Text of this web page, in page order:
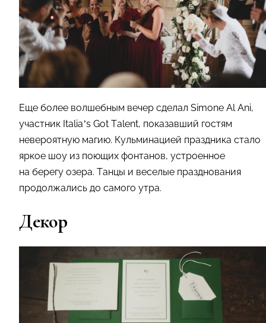
Еще более волшебным вечер сделал Simone Al Ani,
участник Italia’s Got Talent, показавший гостям
невероятную магию. Кульминацией праздника стало
яркое шоу из поющих фонтанов, устроенное
на берегу озера. Танцы и веселые празднования
продолжались до самого утра.
Декор